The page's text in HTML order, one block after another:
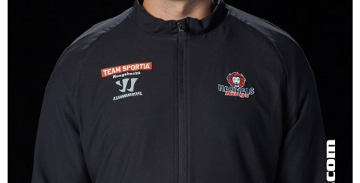
TREKRONAN
KLUBBEN
BILJETTER